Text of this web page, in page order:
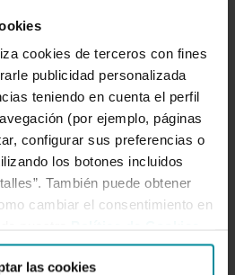
cookies de terceros con fines
publicidad personalizada
teniendo en cuenta el perfil
(por ejemplo, páginas
configurar sus preferencias o
los botones incluidos
También puede obtener
cambiar el consentimiento en
las cookies
ECONOMÍA ESPAÑOLA”